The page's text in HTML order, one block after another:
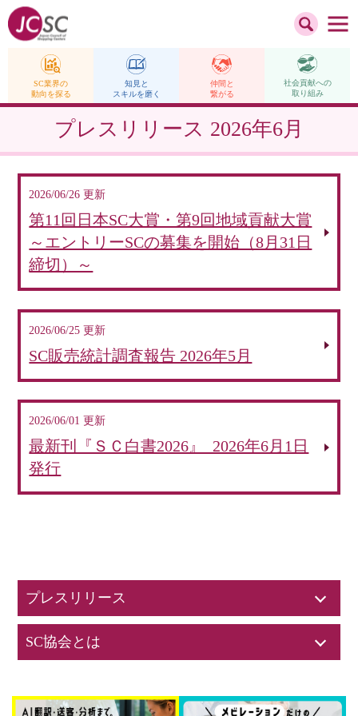
SC業界の
動向を探る
知見と
スキルを磨く
仲間と
繋がる
社会貢献への
取り組み
プレスリリース 2026年6月
2026/06/26 更新
第11回日本SC大賞・第9回地域貢献大賞
～エントリーSCの募集を開始（8月31日
締切）～
2026/06/25 更新
SC販売統計調査報告 2026年5月
2026/06/01 更新
最新刊『ＳＣ白書2026』 2026年6月1日
発行
プレスリリース
SC協会とは